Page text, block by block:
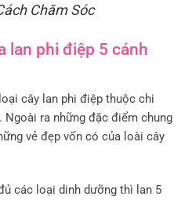
Chăm Sóc
lan phi điệp 5 cánh
cây lan phi điệp thuộc chi
Ngoài ra những đặc điểm chung
vẻ đẹp vốn có của loài cây
các loại dinh dưỡng thì lan 5